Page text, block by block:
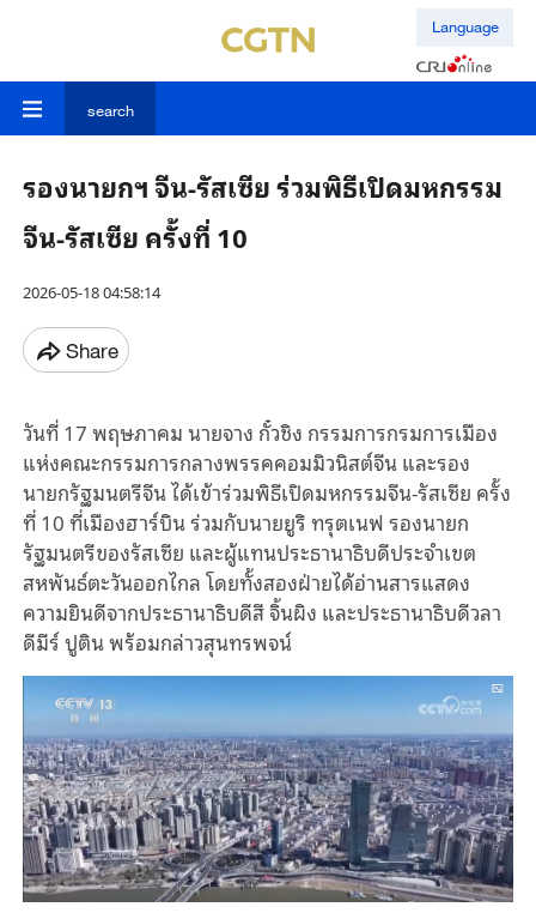
Language
search
รองนายกฯ จีน-รัสเซีย ร่วมพิธีเปิดมหกรรม
จีน-รัสเซีย ครั้งที่ 10
2026-05-18 04:58:14
Share
วันที่ 17 พฤษภาคม นายจาง กั๋วชิง กรรมการกรมการเมือง
แห่งคณะกรรมการกลางพรรคคอมมิวนิสต์จีน และรอง
นายกรัฐมนตรีจีน ได้เข้าร่วมพิธีเปิดมหกรรมจีน-รัสเซีย ครั้ง
ที่ 10 ที่เมืองฮาร์บิน ร่วมกับนายยูริ ทรุตเนฟ รองนายก
รัฐมนตรีของรัสเซีย และผู้แทนประธานาธิบดีประจำเขต
สหพันธ์ตะวันออกไกล โดยทั้งสองฝ่ายได้อ่านสารแสดง
ความยินดีจากประธานาธิบดีสี จิ้นผิง และประธานาธิบดีวลา
ดีมีร์ ปูติน พร้อมกล่าวสุนทรพจน์